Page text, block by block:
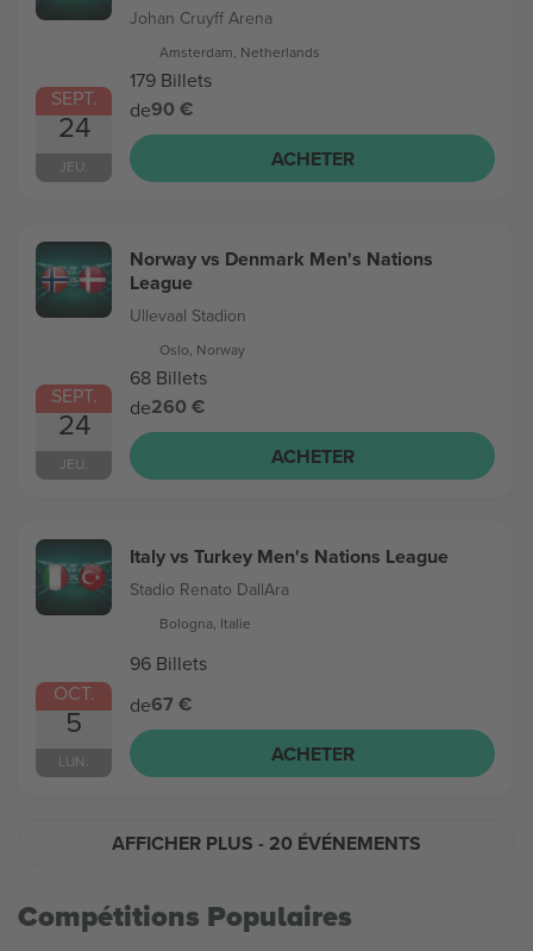
SEPT.
24
JEU.
Johan Cruyff Arena
Amsterdam, Netherlands
179 Billets
de90 €
ACHETER
SEPT.
24
JEU.
Norway vs Denmark Men's Nations
League
Ullevaal Stadion
Oslo, Norway
68 Billets
de260 €
ACHETER
OCT.
5
LUN.
Italy vs Turkey Men's Nations League
Stadio Renato DallAra
Bologna, Italie
96 Billets
de67 €
ACHETER
AFFICHER PLUS - 20 ÉVÉNEMENTS
Compétitions Populaires